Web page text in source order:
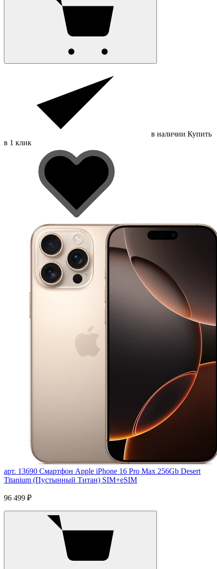
в наличии Купить
в 1 клик
арт. 13690 Смартфон Apple iPhone 16 Pro Max 256Gb Desert
Titanium (Пустынный Титан) SIM+eSIM
96 499 ₽